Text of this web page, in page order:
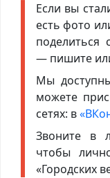
Если вы
есть фото
поделиться
— пишите
Мы
можете
сетях: в
Звоните в
чтобы
«Городских